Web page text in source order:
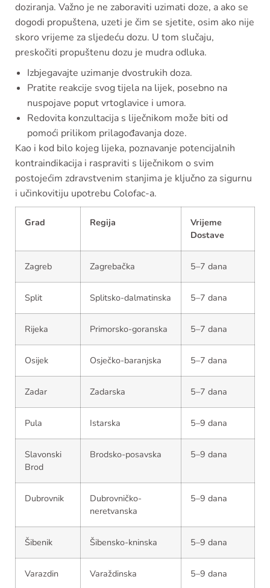
doziranja. Važno je ne zaboraviti uzimati doze, a ako se
dogodi propuštena, uzeti je čim se sjetite, osim ako nije
skoro vrijeme za sljedeću dozu. U tom slučaju,
preskočiti propuštenu dozu je mudra odluka.
Izbjegavajte uzimanje dvostrukih doza.
Pratite reakcije svog tijela na lijek, posebno na
nuspojave poput vrtoglavice i umora.
Redovita konzultacija s liječnikom može biti od
pomoći prilikom prilagođavanja doze.
Kao i kod bilo kojeg lijeka, poznavanje potencijalnih
kontraindikacija i raspraviti s liječnikom o svim
postojećim zdravstvenim stanjima je ključno za sigurnu
i učinkovitiju upotrebu Colofac-a.
Grad Regija
Vrijeme
Dostave
Zagreb Zagrebačka 5–7 dana
Split Splitsko-dalmatinska 5–7 dana
Rijeka Primorsko-goranska 5–7 dana
Osijek Osječko-baranjska 5–7 dana
Zadar Zadarska 5–7 dana
Pula Istarska 5–9 dana
Slavonski
Brod
Brodsko-posavska 5–9 dana
Dubrovnik
Dubrovničko-
neretvanska
5–9 dana
Šibenik Šibensko-kninska 5–9 dana
Varazdin Varaždinska 5–9 dana